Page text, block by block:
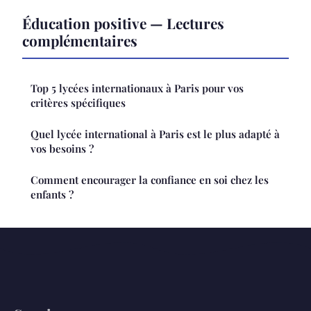
Éducation positive — Lectures
complémentaires
Top 5 lycées internationaux à Paris pour vos
critères spécifiques
Quel lycée international à Paris est le plus adapté à
vos besoins ?
Comment encourager la confiance en soi chez les
enfants ?